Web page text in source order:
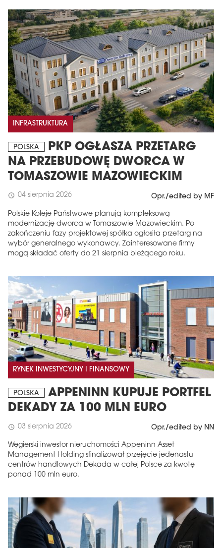
INFRASTRUKTURA
POLSKA
PKP OGŁASZA PRZETARG
NA PRZEBUDOWĘ DWORCA W
TOMASZOWIE MAZOWIECKIM
schedule 04 sierpnia 2026 Opr./edited by MF
Polskie Koleje Państwowe planują kompleksową
modernizację dworca w Tomaszowie Mazowieckim. Po
zakończeniu fazy projektowej spółka ogłosiła przetarg na
wybór generalnego wykonawcy. Zainteresowane firmy
mogą składać oferty do 21 sierpnia bieżącego roku.
RYNEK INWESTYCYJNY I FINANSOWY
POLSKA
APPENINN KUPUJE PORTFEL
DEKADY ZA 100 MLN EURO
schedule 03 sierpnia 2026 Opr./edited by NN
Węgierski inwestor nieruchomości Appeninn Asset
Management Holding sfinalizował przejęcie jedenastu
centrów handlowych Dekada w całej Polsce za kwotę
ponad 100 mln euro.